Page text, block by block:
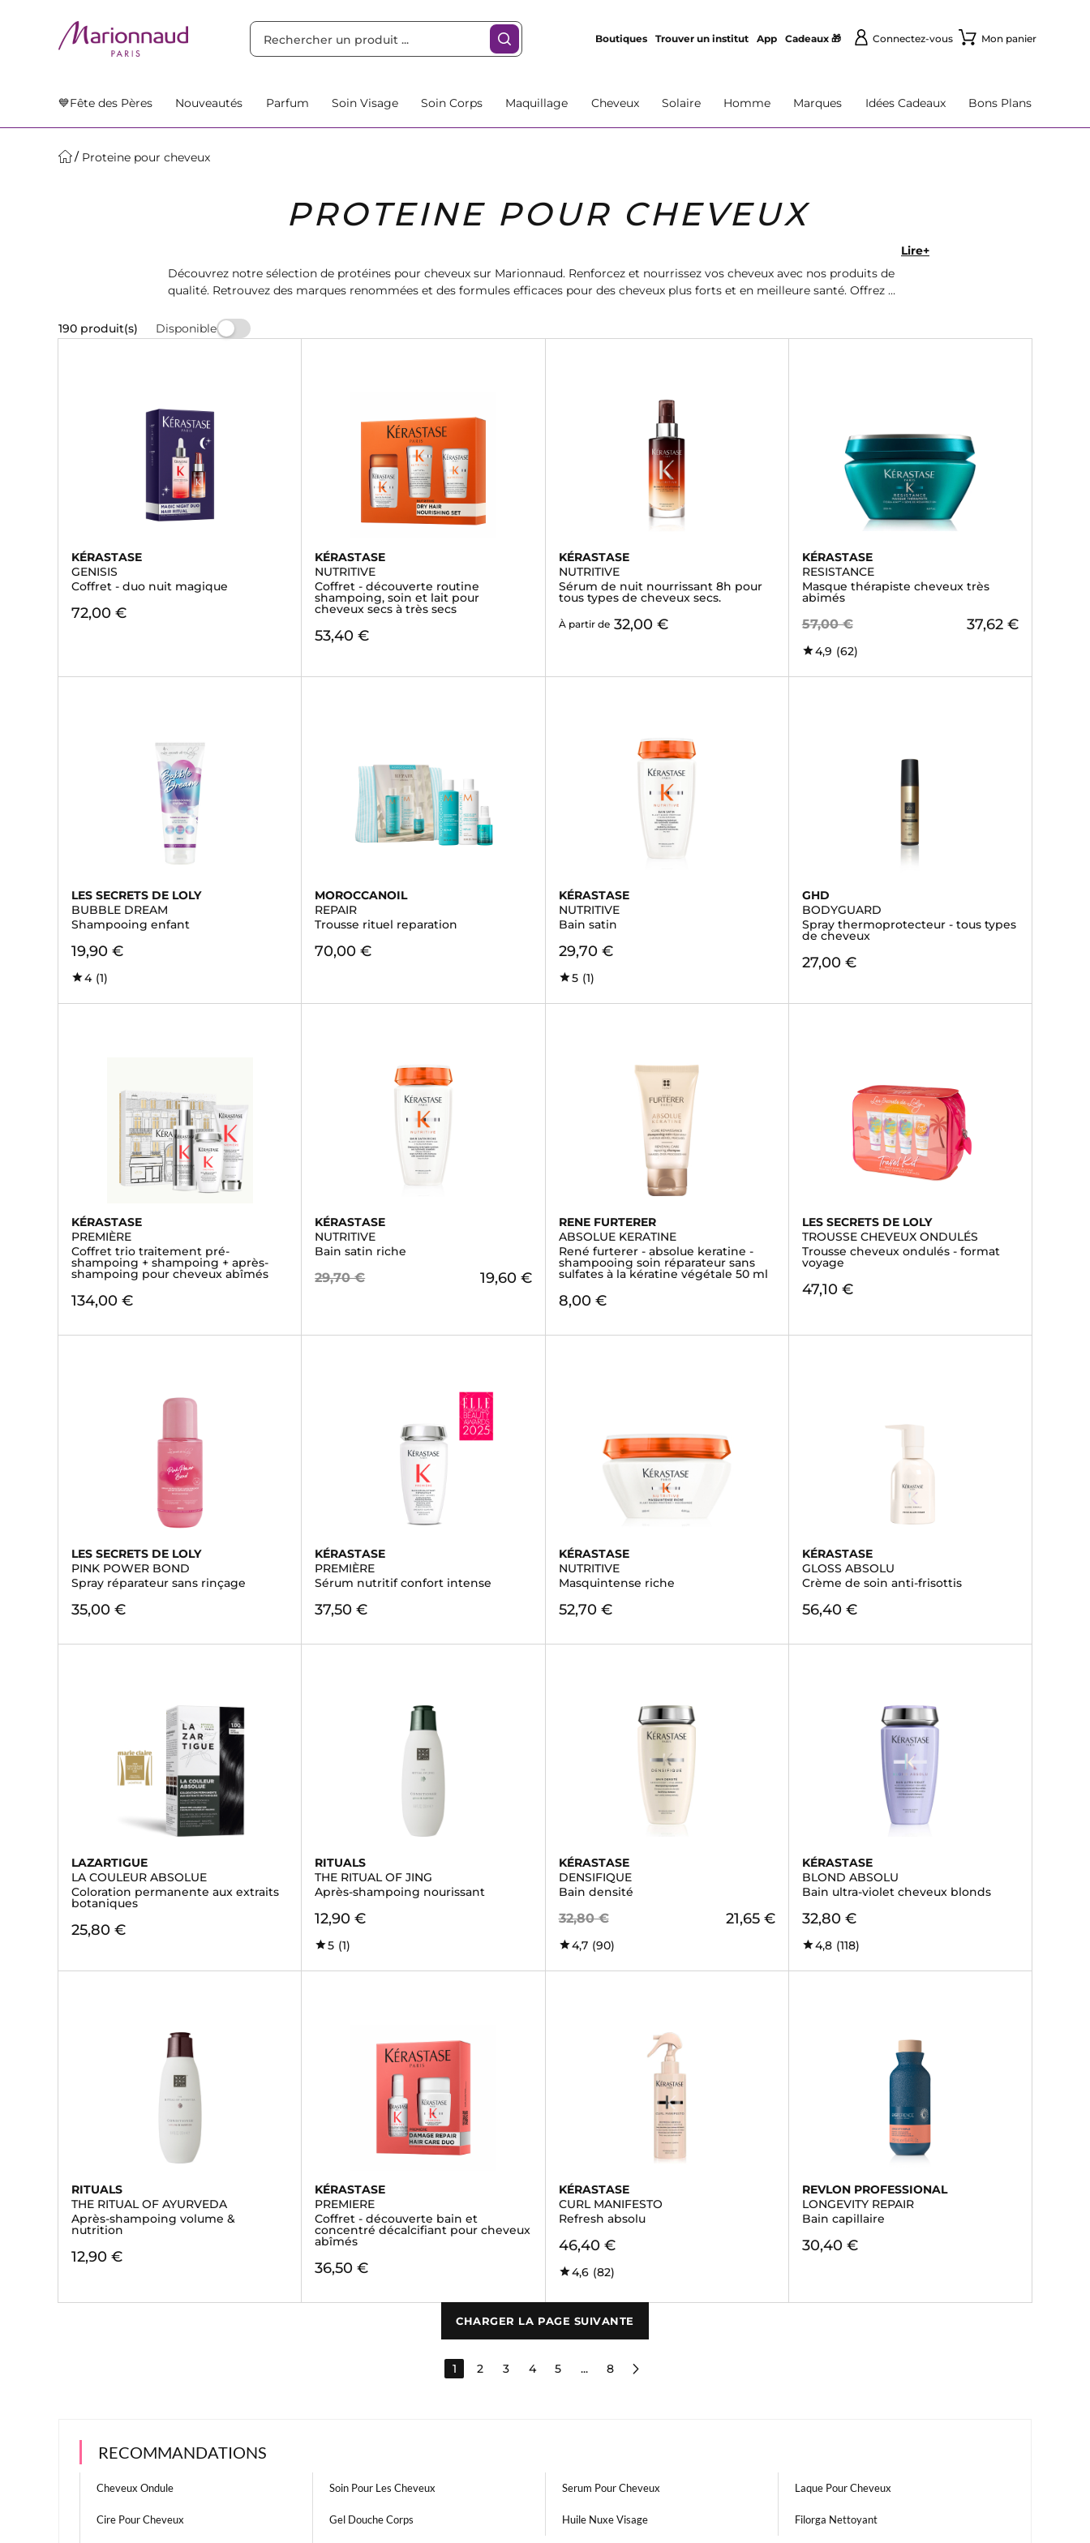
Boutiques Trouver un institut App Cadeaux 🎁 Connectez-vous Mon panier
💙Fête des Pères Nouveautés Parfum Soin Visage Soin Corps Maquillage Cheveux Solaire Homme Marques Idées Cadeaux Bons Plans
Proteine pour cheveux
PROTEINE POUR CHEVEUX
Découvrez notre sélection de protéines pour cheveux sur Marionnaud. Renforcez et nourrissez vos cheveux avec nos produits de
qualité. Retrouvez des marques renommées et des formules efficaces pour des cheveux plus forts et en meilleure santé. Offrez à
Lire+
190 produit(s) Disponible
KÉRASTASE
GENISIS
Coffret - duo nuit magique
72,00 €
KÉRASTASE
NUTRITIVE
Coffret - découverte routine
shampoing, soin et lait pour
cheveux secs à très secs
53,40 €
KÉRASTASE
NUTRITIVE
Sérum de nuit nourrissant 8h pour
tous types de cheveux secs.
À partir de 32,00 €
KÉRASTASE
RESISTANCE
Masque thérapiste cheveux très
abimés
57,00 € 37,62 €
4,9 (62)
LES SECRETS DE LOLY
BUBBLE DREAM
Shampooing enfant
19,90 €
4 (1)
MOROCCANOIL
REPAIR
Trousse rituel reparation
70,00 €
KÉRASTASE
NUTRITIVE
Bain satin
29,70 €
5 (1)
GHD
BODYGUARD
Spray thermoprotecteur - tous types
de cheveux
27,00 €
KÉRASTASE
PREMIÈRE
Coffret trio traitement pré-
shampoing + shampoing + après-
shampoing pour cheveux abîmés
134,00 €
KÉRASTASE
NUTRITIVE
Bain satin riche
29,70 € 19,60 €
RENE FURTERER
ABSOLUE KERATINE
René furterer - absolue keratine -
shampooing soin réparateur sans
sulfates à la kératine végétale 50 ml
8,00 €
LES SECRETS DE LOLY
TROUSSE CHEVEUX ONDULÉS
Trousse cheveux ondulés - format
voyage
47,10 €
LES SECRETS DE LOLY
PINK POWER BOND
Spray réparateur sans rinçage
35,00 €
KÉRASTASE
PREMIÈRE
Sérum nutritif confort intense
37,50 €
KÉRASTASE
NUTRITIVE
Masquintense riche
52,70 €
KÉRASTASE
GLOSS ABSOLU
Crème de soin anti-frisottis
56,40 €
LAZARTIGUE
LA COULEUR ABSOLUE
Coloration permanente aux extraits
botaniques
25,80 €
RITUALS
THE RITUAL OF JING
Après-shampoing nourissant
12,90 €
5 (1)
KÉRASTASE
DENSIFIQUE
Bain densité
32,80 € 21,65 €
4,7 (90)
KÉRASTASE
BLOND ABSOLU
Bain ultra-violet cheveux blonds
32,80 €
4,8 (118)
RITUALS
THE RITUAL OF AYURVEDA
Après-shampoing volume &
nutrition
12,90 €
KÉRASTASE
PREMIERE
Coffret - découverte bain et
concentré décalcifiant pour cheveux
abîmés
36,50 €
KÉRASTASE
CURL MANIFESTO
Refresh absolu
46,40 €
4,6 (82)
REVLON PROFESSIONAL
LONGEVITY REPAIR
Bain capillaire
30,40 €
CHARGER LA PAGE SUIVANTE
1 2 3 4 5 ... 8
RECOMMANDATIONS
Cheveux Ondule Soin Pour Les Cheveux Serum Pour Cheveux Laque Pour Cheveux
Cire Pour Cheveux Gel Douche Corps Huile Nuxe Visage Filorga Nettoyant